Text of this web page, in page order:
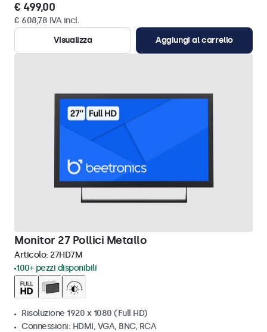
€ 499,00
€ 608,78 IVA incl.
Visualizza
Aggiungi al carrello
Monitor 27 Pollici Metallo
Articolo: 27HD7M
100+ pezzi disponibili
Risoluzione 1920 x 1080 (Full HD)
Connessioni: HDMI, VGA, BNC, RCA